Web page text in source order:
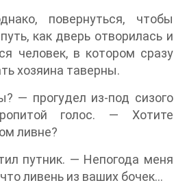
повернуться, чтобы
как дверь отворилась и
человек, в котором сразу
хозяина таверны.
— прогудел из-под сизого
голос. — Хотите
ливне?
путник. — Непогода меня
ливень из ваших бочек…